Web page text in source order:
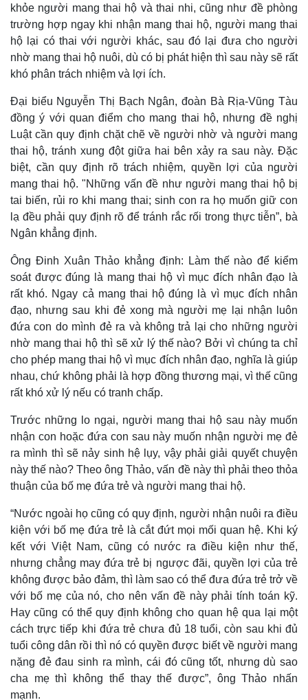
Kinh tế
Bất động sản
Khởi nghiệp
Giá vàng
Tiêu dùng
Tỷ giá
Chứng khoán
Giá cà phê
khỏe người mang thai hộ và thai nhi, cũng như đề phòng
trường hợp ngay khi nhận mang thai hộ, người mang thai
hộ lại có thai với người khác, sau đó lại đưa cho người
nhờ mang thai hộ nuôi, dù có bị phát hiện thì sau này sẽ rất
khó phân trách nhiệm và lợi ích.
Đại biểu Nguyễn Thị Bạch Ngân, đoàn Bà Rịa-Vũng Tàu
đồng ý với quan điểm cho mang thai hộ, nhưng đề nghị
Luật cần quy định chặt chẽ về người nhờ và người mang
thai hộ, tránh xung đột giữa hai bên xảy ra sau này. Đặc
biệt, cần quy định rõ trách nhiệm, quyền lợi của người
mang thai hộ. "Những vấn đề như người mang thai hộ bị
tai biến, rủi ro khi mang thai; sinh con ra họ muốn giữ con
lạ đều phải quy định rõ để tránh rắc rối trong thực tiễn”, bà
Ngân khẳng định.
Ông Đinh Xuân Thảo khẳng định: Làm thế nào để kiểm
soát được đúng là mang thai hộ vì mục đích nhân đạo là
rất khó. Ngay cả mang thai hộ đúng là vì mục đích nhân
đạo, nhưng sau khi đẻ xong mà người mẹ lại nhận luôn
đứa con do mình đẻ ra và không trả lại cho những người
nhờ mang thai hộ thì sẽ xử lý thế nào? Bởi vì chúng ta chỉ
cho phép mang thai hộ vì mục đích nhân đạo, nghĩa là giúp
nhau, chứ không phải là hợp đồng thương mại, vì thế cũng
rất khó xử lý nếu có tranh chấp.
Trước những lo ngại, người mang thai hộ sau này muốn
nhận con hoặc đứa con sau này muốn nhận người mẹ đẻ
ra mình thì sẽ nảy sinh hệ lụy, vậy phải giải quyết chuyện
này thế nào? Theo ông Thảo, vấn đề này thì phải theo thỏa
thuận của bố mẹ đứa trẻ và người mang thai hộ.
“Nước ngoài họ cũng có quy định, người nhận nuôi ra điều
kiện với bố mẹ đứa trẻ là cắt đứt mọi mối quan hệ. Khi ký
kết với Việt Nam, cũng có nước ra điều kiện như thế,
nhưng chẳng may đứa trẻ bị ngược đãi, quyền lợi của trẻ
không được bảo đảm, thì làm sao có thể đưa đứa trẻ trở về
với bố mẹ của nó, cho nên vấn đề này phải tính toán kỹ.
Hay cũng có thể quy định không cho quan hệ qua lại một
cách trực tiếp khi đứa trẻ chưa đủ 18 tuổi, còn sau khi đủ
tuổi công dân rồi thì nó có quyền được biết về người mang
nặng đẻ đau sinh ra mình, cái đó cũng tốt, nhưng dù sao
cha mẹ thì không thể thay thế được”, ông Thảo nhấn
mạnh.